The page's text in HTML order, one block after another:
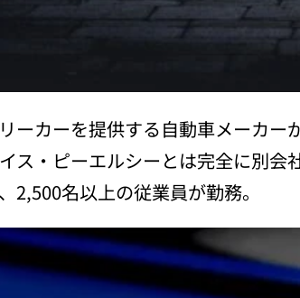
ーカーを提供する自動車メーカ
ス・ピーエルシーとは完全に別
2,500名以上の従業員が勤務。